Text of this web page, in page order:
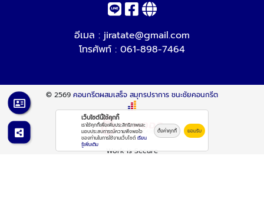
อีเมล : jiratate@gmail.com
โทรศัพท์ : 061-898-7464
© 2569 คอนกรีตผสมเสร็จ สมุทรปราการ ชนะชัยคอนกรีต
Work is Secure
เว็บไซต์นี้ใช้คุกกี้
เราใช้คุกกี้เพื่อเพิ่มประสิทธิภาพและ
มอบประสบการณ์ความพึงพอใจ
ของท่านในการใช้งานเว็บไซต์ เรียน
รู้เพิ่มเติม
ตั้งค่าคุกกี้ ยอมรับ